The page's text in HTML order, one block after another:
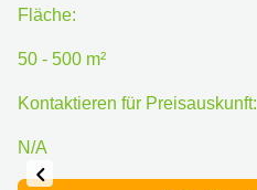
Fläche:
50 - 500 m²
Kontaktieren für Preisauskunft:
N/A